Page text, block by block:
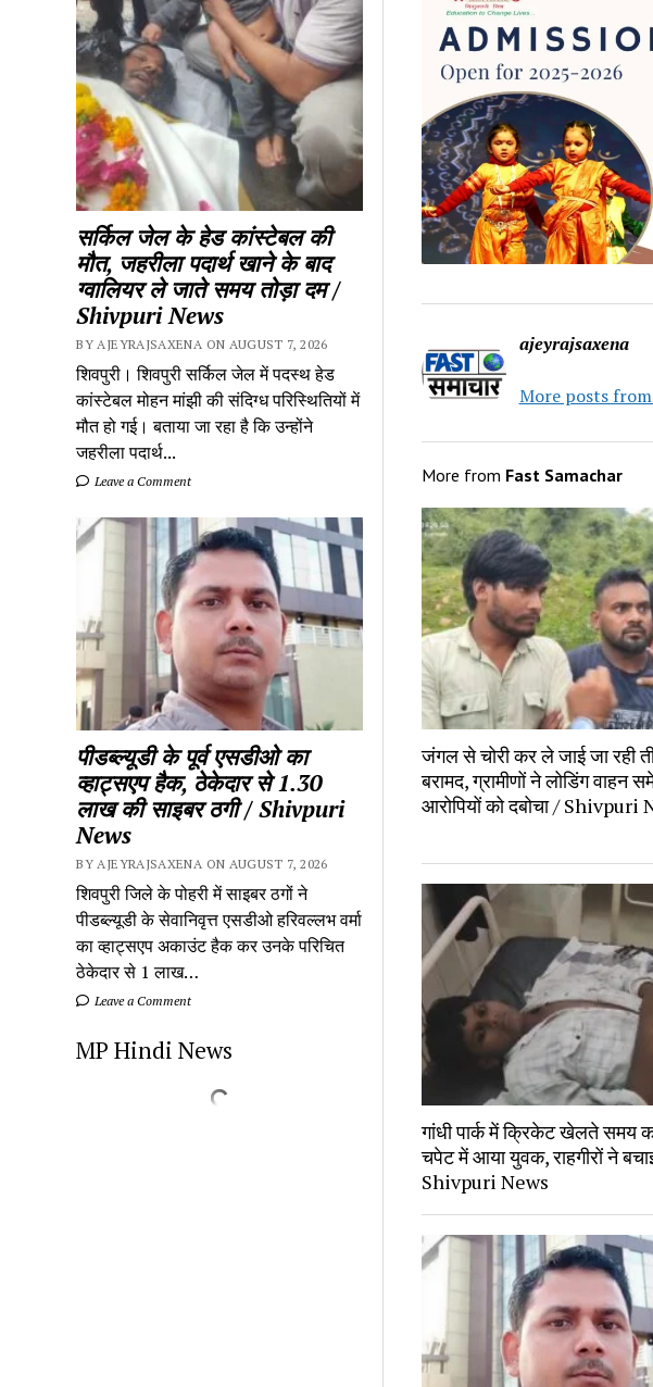
सर्किल जेल के हेड कांस्टेबल की
मौत, जहरीला पदार्थ खाने के बाद
ग्वालियर ले जाते समय तोड़ा दम /
Shivpuri News
BY AJEYRAJSAXENA ON AUGUST 7, 2026
शिवपुरी। शिवपुरी सर्किल जेल में पदस्थ हेड
कांस्टेबल मोहन मांझी की संदिग्ध परिस्थितियों में
मौत हो गई। बताया जा रहा है कि उन्होंने
जहरीला पदार्थ...
Leave a Comment
पीडब्ल्यूडी के पूर्व एसडीओ का
व्हाट्सएप हैक, ठेकेदार से 1.30
लाख की साइबर ठगी / Shivpuri
News
BY AJEYRAJSAXENA ON AUGUST 7, 2026
शिवपुरी जिले के पोहरी में साइबर ठगों ने
पीडब्ल्यूडी के सेवानिवृत्त एसडीओ हरिवल्लभ वर्मा
का व्हाट्सएप अकाउंट हैक कर उनके परिचित
ठेकेदार से 1 लाख…
Leave a Comment
MP Hindi News
ajeyrajsaxena
More posts
More from Fast Samachar
जंगल से चोरी कर ले जाई जा रही
बरामद, ग्रामीणों ने लोडिंग वाहन
आरोपियों को दबोचा / Shivpuri
गांधी पार्क में क्रिकेट खेलते समय
चपेट में आया युवक, राहगीरों ने
Shivpuri News